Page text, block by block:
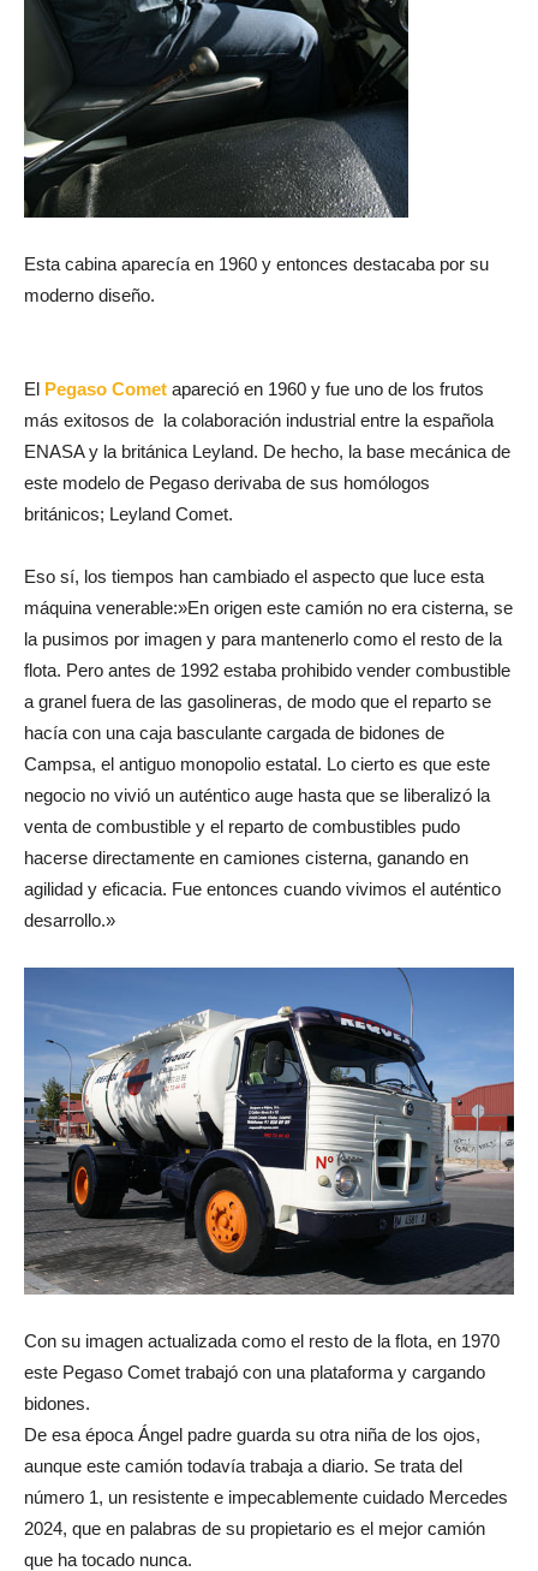
Esta cabina aparecía en 1960 y entonces destacaba por su
moderno diseño.
El Pegaso Comet apareció en 1960 y fue uno de los frutos
más exitosos de la colaboración industrial entre la española
ENASA y la británica Leyland. De hecho, la base mecánica de
este modelo de Pegaso derivaba de sus homólogos
británicos; Leyland Comet.
Eso sí, los tiempos han cambiado el aspecto que luce esta
máquina venerable:»En origen este camión no era cisterna, se
la pusimos por imagen y para mantenerlo como el resto de la
flota. Pero antes de 1992 estaba prohibido vender combustible
a granel fuera de las gasolineras, de modo que el reparto se
hacía con una caja basculante cargada de bidones de
Campsa, el antiguo monopolio estatal. Lo cierto es que este
negocio no vivió un auténtico auge hasta que se liberalizó la
venta de combustible y el reparto de combustibles pudo
hacerse directamente en camiones cisterna, ganando en
agilidad y eficacia. Fue entonces cuando vivimos el auténtico
desarrollo.»
Con su imagen actualizada como el resto de la flota, en 1970
este Pegaso Comet trabajó con una plataforma y cargando
bidones.
De esa época Ángel padre guarda su otra niña de los ojos,
aunque este camión todavía trabaja a diario. Se trata del
número 1, un resistente e impecablemente cuidado Mercedes
2024, que en palabras de su propietario es el mejor camión
que ha tocado nunca.